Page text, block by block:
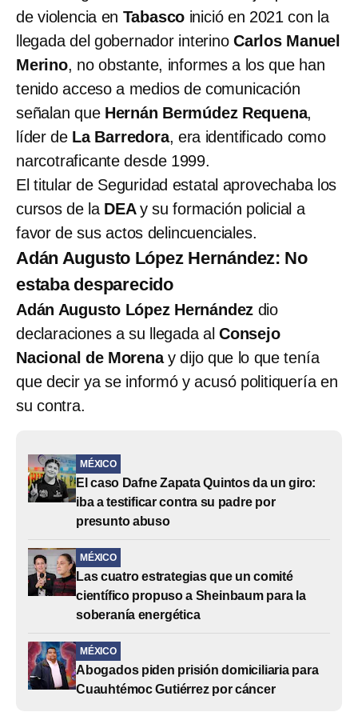
de violencia en Tabasco inició en 2021 con la
llegada del gobernador interinoCarlos Manuel
Merino, no obstante, informes a los que han
tenido acceso a medios de comunicación
señalan que Hernán Bermúdez Requena,
líder de La Barredora, era identificado como
narcotraficante desde 1999.
El titular de Seguridad estatal aprovechaba los
cursos de la DEAy su formación policial a
favor de sus actos delincuenciales.
Adán Augusto López Hernández: No
estaba desparecido
Adán Augusto López Hernández dio
declaraciones a su llegada alConsejo
Nacional de Morenay dijo que lo que tenía
que decir ya se informó y acusó politiquería en
su contra.
MÉXICO
El caso Dafne Zapata Quintos da un giro:
iba a testificar contra su padre por
presunto abuso
MÉXICO
Las cuatro estrategias que un comité
científico propuso a Sheinbaum para la
soberanía energética
MÉXICO
Abogados piden prisión domiciliaria para
Cuauhtémoc Gutiérrez por cáncer